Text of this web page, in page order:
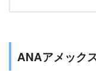
ANAアメック